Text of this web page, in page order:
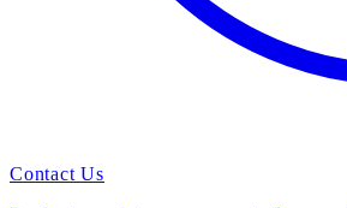
Contact Us